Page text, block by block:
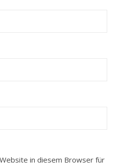
in diesem Browser für